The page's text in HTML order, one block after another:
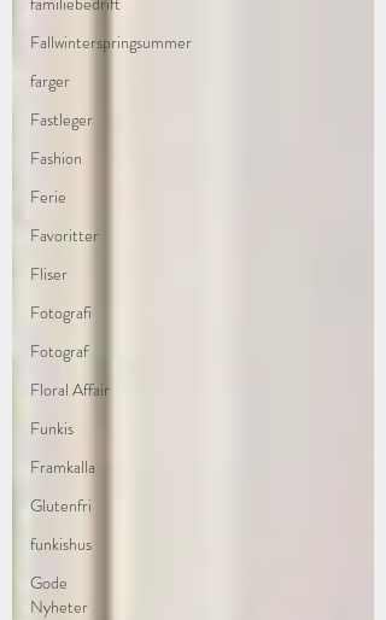
Fallwinterspringsummer
farger
Fastleger
Fashion
Ferie
Favoritter
Fliser
Fotografi
Fotograf
Floral Affair
Funkis
Framkalla
Glutenfri
funkishus
Gode
Nyheter